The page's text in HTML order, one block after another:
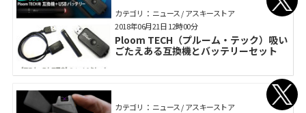
カテゴリ： ニュース / アスキーストア
Ploom TECH（プルーム・テック）吸い
ごたえある互換機とバッテリーセット
2018年06月21日 12時00分
カテゴリ： ニュース / アスキーストア